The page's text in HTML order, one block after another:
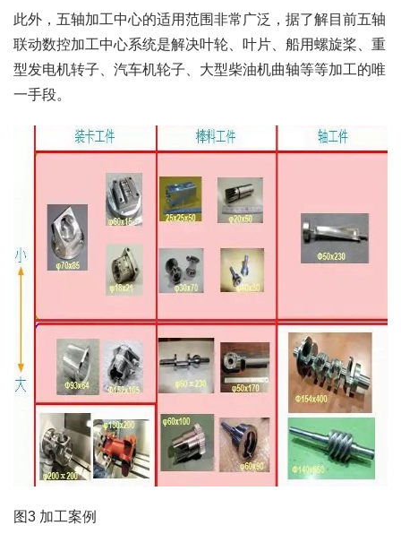
此外，五轴加工中心的适用范围非常广泛，据了解目前五轴
联动数控加工中心系统是解决叶轮、叶片、船用螺旋桨、重
型发电机转子、汽车机轮子、大型柴油机曲轴等等加工的唯
一手段。
图3 加工案例